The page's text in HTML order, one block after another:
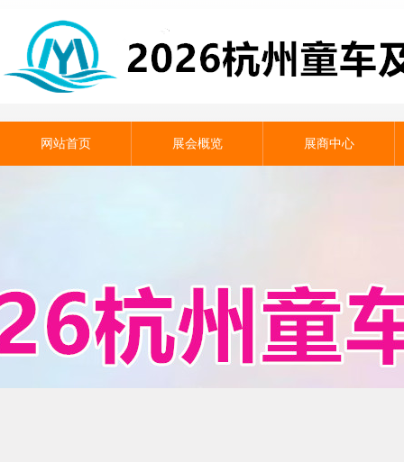
网站首页 展会概览 展商中心